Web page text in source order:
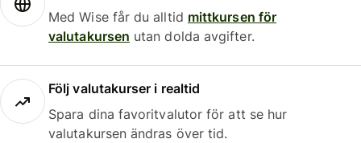
Med Wise får du alltid mittkursen för
valutakursen utan dolda avgifter.
Följ valutakurser i realtid
Spara dina favoritvalutor för att se hur
valutakursen ändras över tid.